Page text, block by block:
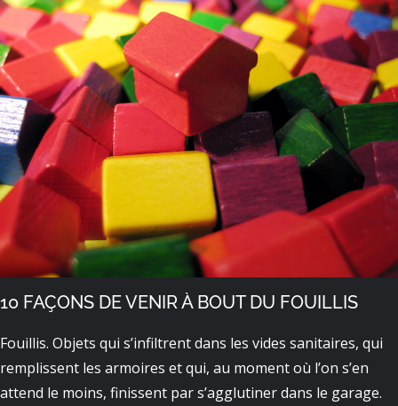
10 FAÇONS DE VENIR À BOUT DU FOUILLIS
Fouillis. Objets qui s’infiltrent dans les vides sanitaires, qui
remplissent les armoires et qui, au moment où l’on s’en
attend le moins, finissent par s’agglutiner dans le garage.